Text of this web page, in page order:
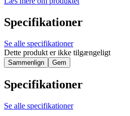
Specifikationer
Se alle specifikationer
Dette produkt er ikke tilgængeligt
Sammenlign Gem
Specifikationer
Se alle specifikationer